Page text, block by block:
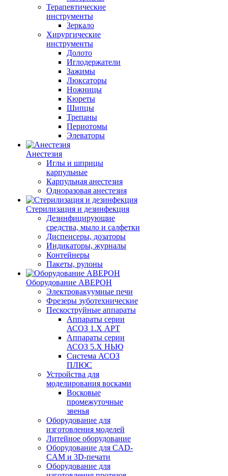
Терапевтические
инструменты
Зеркало
Хирургические
инструменты
Долото
Иглодержатели
Зажимы
Люксаторы
Ножницы
Кюреты
Шипцы
Трепаны
Периотомы
Элеваторы
Анестезия
Иглы и шприцы
карпульные
Карпульная анестезия
Одноразовая анестезия
Стерилизация и дезинфекция
Дезинфицирующие
средства, мыло и салфетки
Диспенсеры, дозаторы
Индикаторы, журналы
Контейнеры
Пакеты, рулоны
Оборудование АВЕРОН
Электровакуумные печи
Фрезеры зуботехнические
Пескоструйные аппараты
Аппараты серии
АСОЗ 1.Х АРТ
Аппараты серии
АСОЗ 5.Х НЬЮ
Система АСОЗ
ПЛЮС
Устройства для
моделирования восками
Восковые
промежуточные
звенья
Оборудование для
изготовления моделей
Литейное оборудование
Оборудование для CAD-
CAM и 3D-печати
Оборудование для